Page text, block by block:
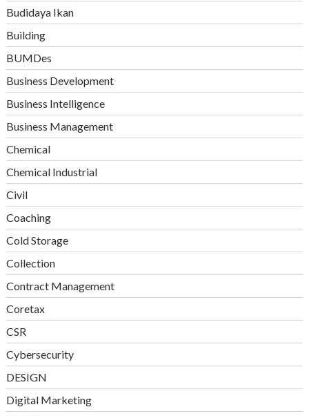
Budidaya Ikan
Building
BUMDes
Business Development
Business Intelligence
Business Management
Chemical
Chemical Industrial
Civil
Coaching
Cold Storage
Collection
Contract Management
Coretax
CSR
Cybersecurity
DESIGN
Digital Marketing